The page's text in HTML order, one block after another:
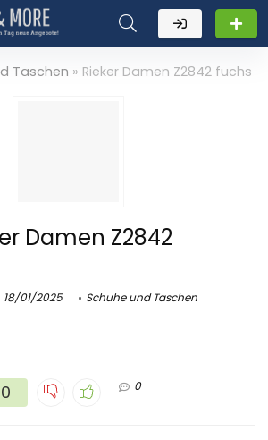
Taschen » Rieker Damen Z2842 fuchs
Damen Z2842
18/01/2025 Schuhe und Taschen
0 0